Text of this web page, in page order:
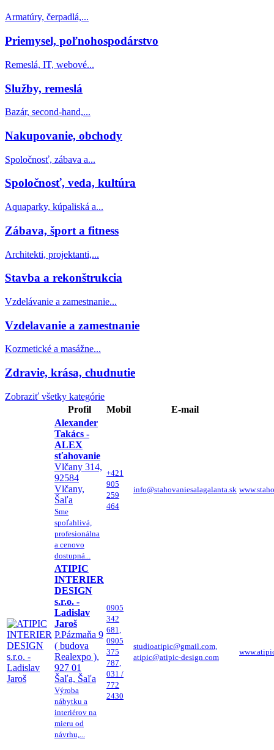
Armatúry, čerpadlá,...
Priemysel, poľnohospodárstvo
Remeslá, IT, webové...
Služby, remeslá
Bazár, second-hand,...
Nakupovanie, obchody
Spoločnosť, zábava a...
Spoločnosť, veda, kultúra
Aquaparky, kúpaliská a...
Zábava, šport a fitness
Architekti, projektanti,...
Stavba a rekonštrukcia
Vzdelávanie a zamestnanie...
Vzdelavanie a zamestnanie
Kozmetické a masážne...
Zdravie, krása, chudnutie
Zobraziť všetky kategórie
Profil
Mobil
E-mail
Alexander
Takács -
ALEX
sťahovanie
Vlčany 314,
92584
Vlčany,
Šaľa
Sme
spoľahlivá,
profesionálna
a cenovo
dostupná...
+421
905
259
464
info@stahovaniesalagalanta.sk
ATIPIC
INTERIER
DESIGN
s.r.o. -
Ladislav
Jaroš
P.Pázmaňa 9
( budova
Realexpo ),
927 01
Šaľa, Šaľa
Výroba
nábytku a
interiérov na
mieru od
návrhu,...
0905
342
681,
0905
375
787,
031 /
772
2430
studioatipic@gmail.com,
atipic@atipic-design.com